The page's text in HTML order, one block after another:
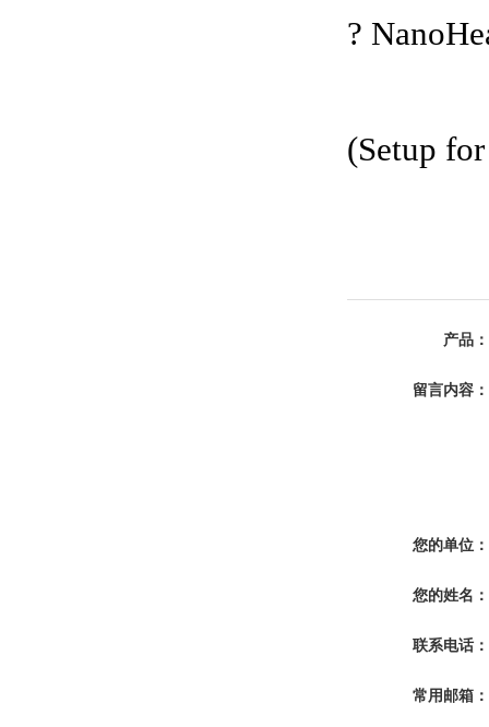
?
(Setup
产品：
留言内容：
您的单位：
您的姓名：
联系电话：
常用邮箱：